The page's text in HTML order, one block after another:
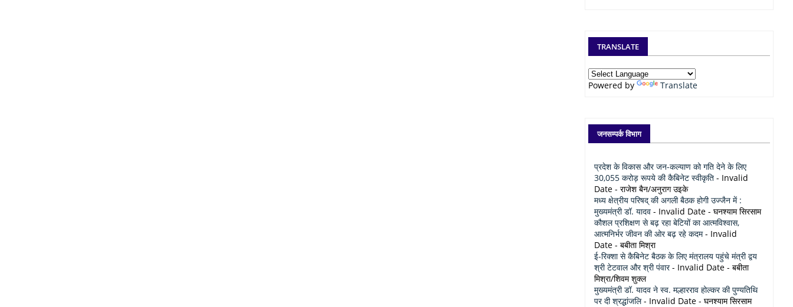
TRANSLATE
Powered by Translate
जनसम्पर्क विभाग
प्रदेश के विकास और जन-कल्याण को गति देने के लिए
30,055 करोड़ रूपये की कैबिनेट स्वीकृति - Invalid
Date - राजेश बैन/अनुराग उइके
मध्य क्षेत्रीय परिषद् की अगली बैठक होगी उज्जैन में :
मुख्यमंत्री डॉ. यादव - Invalid Date - घनश्याम सिरसाम
कौशल प्रशिक्षण से बढ़ रहा बेटियों का आत्मविश्वास,
आत्मनिर्भर जीवन की ओर बढ़ रहे कदम- Invalid
Date - बबीता मिश्रा
ई-रिक्शा से कैबिनेट बैठक के लिए मंत्रालय पहुंचे मंत्री द्वय
श्री टेटवाल और श्री पंवार- Invalid Date - बबीता
मिश्रा/शिवम शुक्ल
मुख्यमंत्री डॉ. यादव ने स्व. मल्हारराव होल्कर की पुण्यतिथि
पर दी श्रद्धांजलि- Invalid Date - घनश्याम सिरसाम